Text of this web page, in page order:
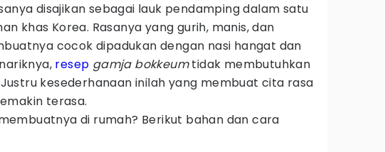
disajikan sebagai lauk pendamping dalam satu
khas Korea. Rasanya yang gurih, manis, dan
cocok dipadukan dengan nasi hangat dan
resep gamja bokkeumtidak membutuhkan
kesederhanaan inilah yang membuat cita rasa
terasa.
di rumah? Berikut bahan dan cara